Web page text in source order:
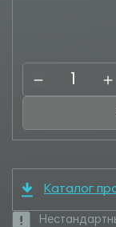
Каталог